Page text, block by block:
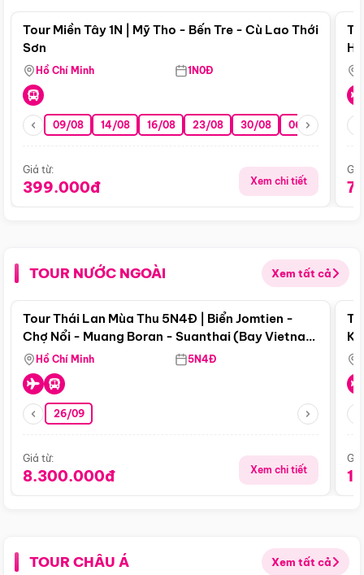
Tour Miền Tây 1N | Mỹ Tho - Bến Tre - Cù Lao Thới
Sơn
Hồ Chí Minh 1N0Đ
09/08 14/08 16/08 23/08 30/08 06/09 13/09
Giá từ:
399.000đ Xem chi tiết
TOUR NƯỚC NGOÀI Xem tất cả
Điểm nổi bật
Tour Thái Lan Mùa Thu 5N4Đ | Biển Jomtien -
Chợ Nổi - Muang Boran - Suanthai (Bay Vietnam
Airlines)
Hồ Chí Minh 5N4Đ
26/09
Giá từ:
8.300.000đ Xem chi tiết
TOUR CHÂU Á Xem tất cả
Điểm nổi bật